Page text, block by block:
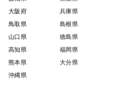
大阪府
兵庫県
鳥取県
島根県
山口県
徳島県
高知県
福岡県
熊本県
大分県
沖縄県